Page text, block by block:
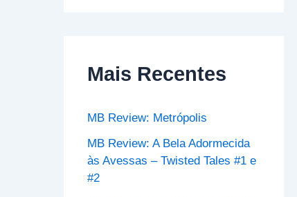
a
o
:
Mais Recentes
MB Review: Metrópolis
MB Review: A Bela Adormecida
às Avessas – Twisted Tales #1 e
#2